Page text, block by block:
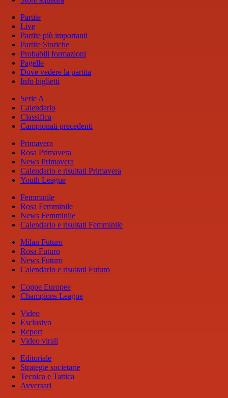
Partite
Live
Partite più importanti
Partite Storiche
Probabili formazioni
Pagelle
Dove vedere la partita
Info biglietti
Serie A
Calendario
Classifica
Campionati precedenti
Primavera
Rosa Primavera
News Primavera
Calendario e risultati Primavera
Youth League
Femminile
Rosa Femminile
News Femminile
Calendario e risultati Femminile
Milan Futuro
Rosa Futuro
News Futuro
Calendario e risultati Futuro
Coppe Europee
Champions League
Video
Esclusivo
Report
Video virali
Editoriale
Strategie societarie
Tecnica e Tattica
Avversari